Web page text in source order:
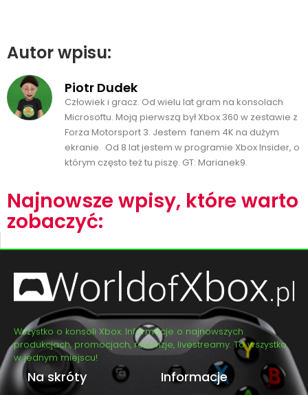
Autor wpisu:
Piotr Dudek
Człowiek i gracz. Od wielu lat gram na konsolach
Microsoftu. Moją pierwszą był Xbox 360 w zestawie z
Forza Motorsport 3. Jestem fanem 4K na dużym
ekranie. Od 8 lat jestem w programie Xbox Insider, o
którym często też tu piszę. GT: Marianek9.
Najnowsze wpisy, które warto
zobaczyć:
Wszystko o konsoli Xbox. Informacje o najnowszych
produkcjach, promocjach, recenzje, livestreamy. To wszystko
w jednym miejscu!
Na skróty Informacje